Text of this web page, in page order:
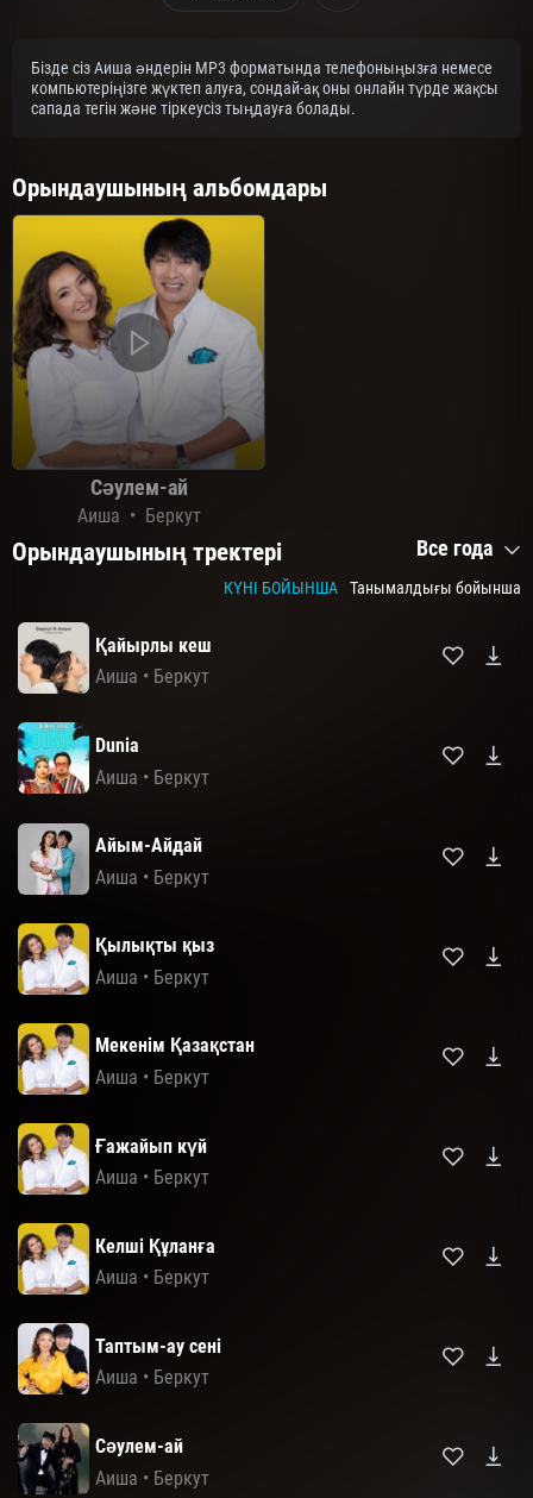
Бізде сіз Аиша әндерін MP3 форматында телефоныңызға немесе
компьютеріңізге жүктеп алуға, сондай-ақ оны онлайн түрде жақсы
сапада тегін және тіркеусіз тыңдауға болады.
Орындаушының альбомдары
Сәулем-ай
Аиша • Беркут
Орындаушының тректері Все года
КҮНІ БОЙЫНША Танымалдығы бойынша
Қайырлы кеш
Аиша • Беркут
Dunia
Аиша • Беркут
Айым-Айдай
Аиша • Беркут
Қылықты қыз
Аиша • Беркут
Мекенім Қазақстан
Аиша • Беркут
Ғажайып күй
Аиша • Беркут
Келші Құланға
Аиша • Беркут
Таптым-ау сені
Аиша • Беркут
Сәулем-ай
Аиша • Беркут